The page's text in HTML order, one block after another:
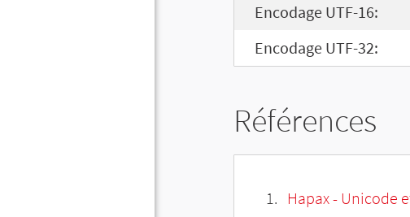
Encodage UTF-16:
Encodage UTF-32:
Références
Hapax - Unicode